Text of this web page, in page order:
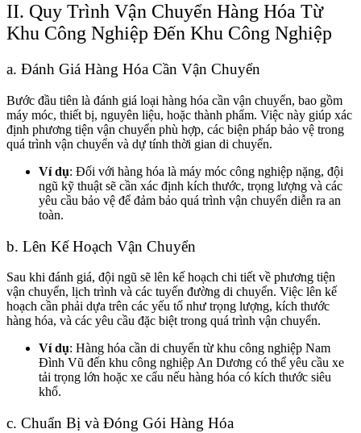
II. Quy Trình Vận Chuyển Hàng Hóa Từ
Khu Công Nghiệp Đến Khu Công Nghiệp
a. Đánh Giá Hàng Hóa Cần Vận Chuyển
Bước đầu tiên là đánh giá loại hàng hóa cần vận chuyển, bao gồm
máy móc, thiết bị, nguyên liệu, hoặc thành phẩm. Việc này giúp xác
định phương tiện vận chuyển phù hợp, các biện pháp bảo vệ trong
quá trình vận chuyển và dự tính thời gian di chuyển.
Ví dụ: Đối với hàng hóa là máy móc công nghiệp nặng, đội
ngũ kỹ thuật sẽ cần xác định kích thước, trọng lượng và các
yêu cầu bảo vệ để đảm bảo quá trình vận chuyển diễn ra an
toàn.
b. Lên Kế Hoạch Vận Chuyển
Sau khi đánh giá, đội ngũ sẽ lên kế hoạch chi tiết về phương tiện
vận chuyển, lịch trình và các tuyến đường di chuyển. Việc lên kế
hoạch cần phải dựa trên các yếu tố như trọng lượng, kích thước
hàng hóa, và các yêu cầu đặc biệt trong quá trình vận chuyển.
Ví dụ: Hàng hóa cần di chuyển từ khu công nghiệp Nam
Đình Vũ đến khu công nghiệp An Dương có thể yêu cầu xe
tải trọng lớn hoặc xe cẩu nếu hàng hóa có kích thước siêu
khổ.
c. Chuẩn Bị và Đóng Gói Hàng Hóa